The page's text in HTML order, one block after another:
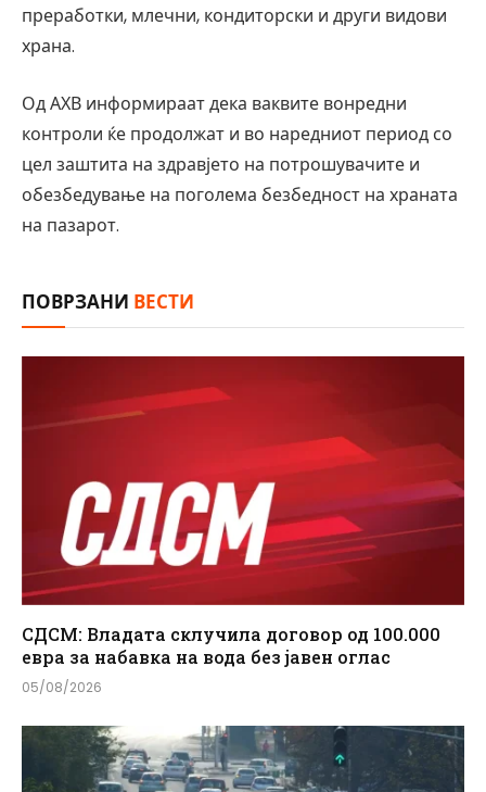
преработки, млечни, кондиторски и други видови
храна.
Од АХВ информираат дека ваквите вонредни
контроли ќе продолжат и во наредниот период со
цел заштита на здравјето на потрошувачите и
обезбедување на поголема безбедност на храната
на пазарот.
ПОВРЗАНИ ВЕСТИ
СДСМ: Владата склучила договор од 100.000
евра за набавка на вода без јавен оглас
05/08/2026